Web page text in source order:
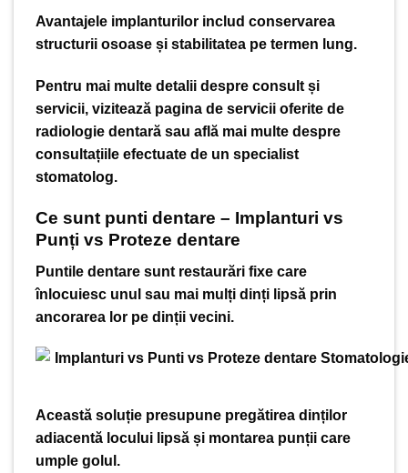
Avantajele implanturilor includ conservarea
structurii osoase și stabilitatea pe termen lung.
Pentru mai multe detalii despre consult și
servicii, vizitează pagina de servicii oferite de
radiologie dentară sau află mai multe despre
consultațiile efectuate de un specialist
stomatolog.
Ce sunt punti dentare – Implanturi vs
Punți vs Proteze dentare
Puntile dentare sunt restaurări fixe care
înlocuiesc unul sau mai mulți dinți lipsă prin
ancorarea lor pe dinții vecini.
Această soluție presupune pregătirea dinților
adiacentă locului lipsă și montarea punții care
umple golul.